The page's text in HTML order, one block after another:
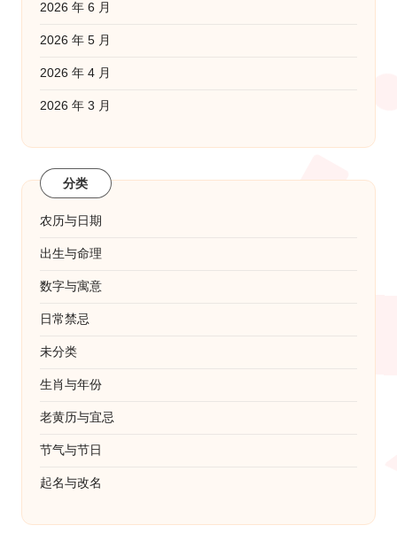
2026 年 6 月
2026 年 5 月
2026 年 4 月
2026 年 3 月
分类
农历与日期
出生与命理
数字与寓意
日常禁忌
未分类
生肖与年份
老黄历与宜忌
节气与节日
起名与改名